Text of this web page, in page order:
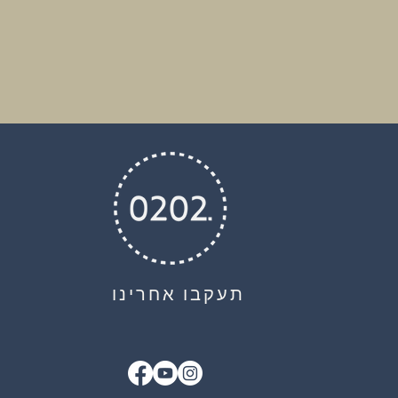
תעקבו אחרינו